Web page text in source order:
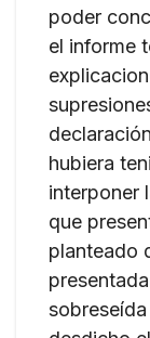
poder
el informe
hubiera
interponer
que
planteado